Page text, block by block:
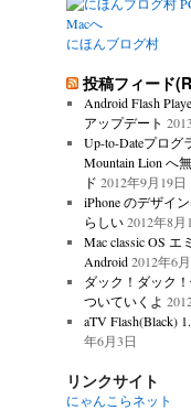
にほんブログ村
投稿フィード
Android Flash
アップデート
Up-to-Dateプログ
Mountain Lion へ
ド 2012年9月19日
iPhone のデザイ
らしい 2012年8月
Mac classic OS
Android 2012年6
ダック！ダック
ついていくよ
aTV Flash(Black)
年6月3日
リンクサイト
にゃんこらネット